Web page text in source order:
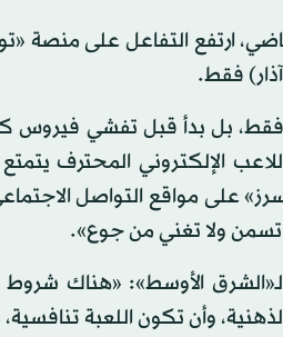
ارتفع التفاعل على منصة
بل بدأ قبل تفشي فيروس
الإلكتروني المحترف
على مواقع التواصل
تسمن ولا تغني من جوع».
لـ«الشرق الأوسط»: «هناك
وأن تكون اللعبة